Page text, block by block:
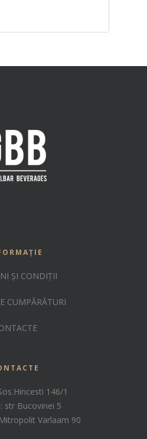
ȘI CONDIȚII
CUMPĂRĂTURI
146/1
str Bucovinei 5
Varlaam 90